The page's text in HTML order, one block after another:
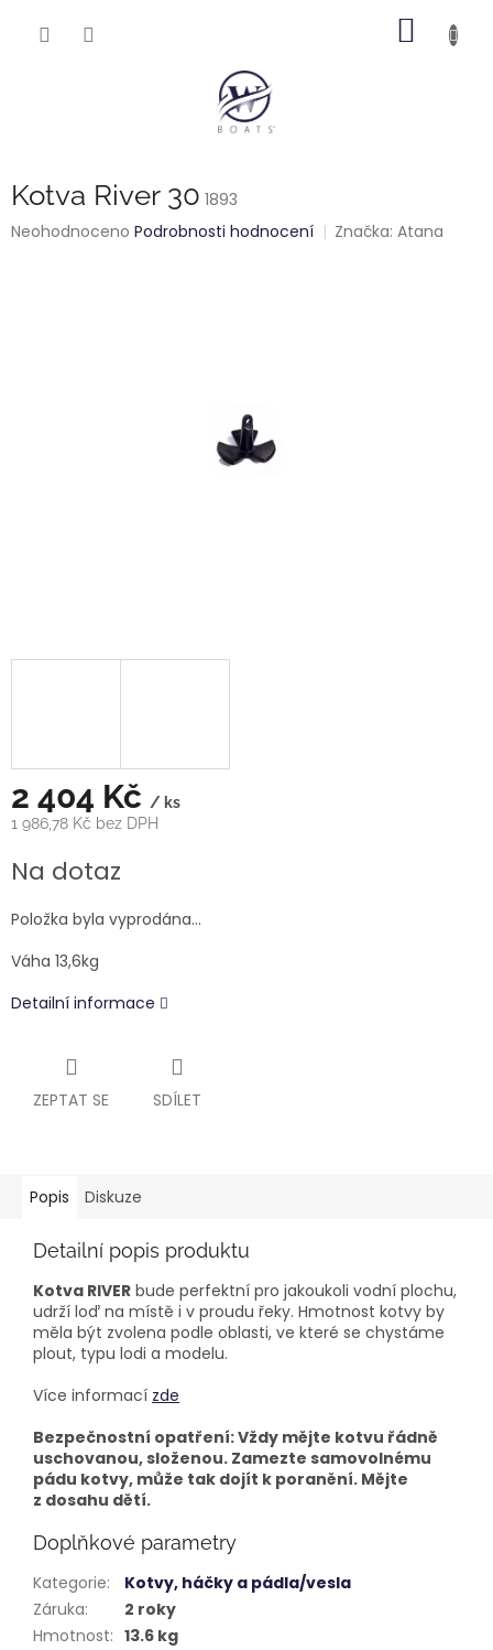
Kotva River 30 1893
Průměrné
Neohodnoceno Podrobnosti hodnocení Značka:Atana
2 404 Kč / ks
1 986,78 Kč bez DPH
cena:
Na dotaz
Položka byla vyprodána…
Váha 13,6kg
Detailní informace
ZEPTAT SE SDÍLET
Popis Diskuze
Detailní popis produktu
Kotva RIVER bude perfektní pro jakoukoli vodní plochu,
udrží loď na místě i v proudu řeky. Hmotnost kotvy by
měla být zvolena podle oblasti, ve které se chystáme
plout, typu lodi a modelu.
Více informací zde
Bezpečnostní opatření: Vždy mějte kotvu řádně
uschovanou, složenou. Zamezte samovolnému
pádu kotvy, může tak dojít k poranění. Mějte
z dosahu dětí.
Doplňkové parametry
Kategorie:
Kotvy, háčky a pádla/vesla
Záruka:
2 roky
Hmotnost: 13.6 kg